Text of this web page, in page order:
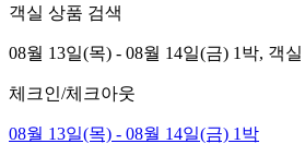
객실 상품 검색
08월 13일(목) - 08월 14일(금) 1박, 객실
체크인/체크아웃
08월 13일(목) - 08월 14일(금) 1박